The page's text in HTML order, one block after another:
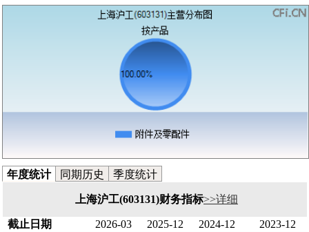
年度统计 同期历史 季度统计
上海沪工(603131)财务指标>>详细
截止日期 2026-03 2025-12 2024-12
2023-12